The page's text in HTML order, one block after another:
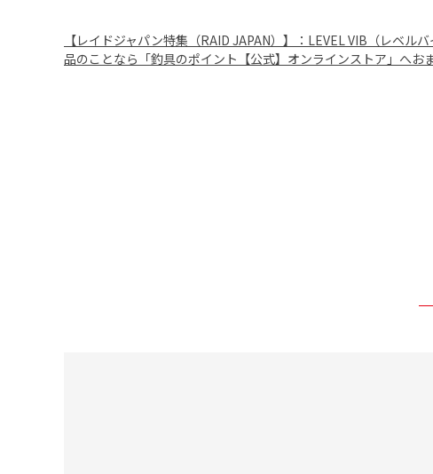
【レイドジャパン特集（RAID JAPAN）】：LEVEL VIB（レベ
品のことなら「釣具のポイント【公式】オンラインストア」へお